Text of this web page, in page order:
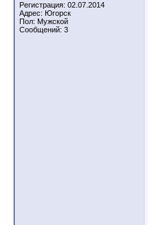
Регистрация: 02.07.2014
Адрес: Югорск
Пол: Мужской
Сообщений: 3